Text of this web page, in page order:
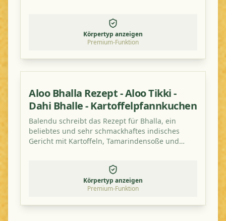
Körpertyp anzeigen
Premium-Funktion
Aloo Bhalla Rezept - Aloo Tikki -
Dahi Bhalle - Kartoffelpfannkuchen
Balendu schreibt das Rezept für Bhalla, ein
beliebtes und sehr schmackhaftes indisches
Gericht mit Kartoffeln, Tamarindensoße und
Körpertyp anzeigen
Premium-Funktion